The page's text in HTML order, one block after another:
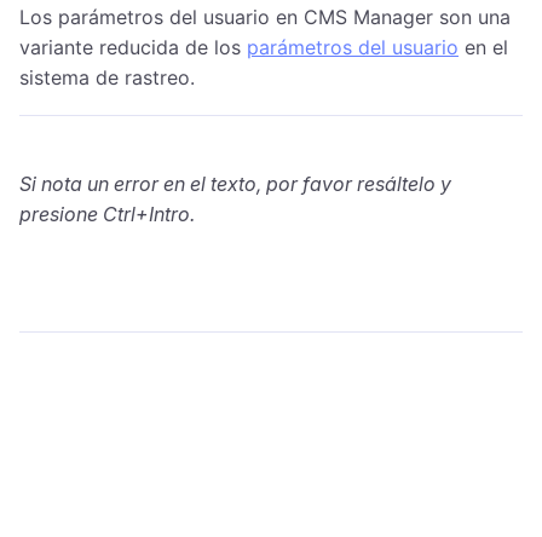
Los parámetros del usuario en CMS Manager son una
variante reducida de los parámetros del usuario en el
sistema de rastreo.
Si nota un error en el texto, por favor resáltelo y
presione Ctrl+Intro.